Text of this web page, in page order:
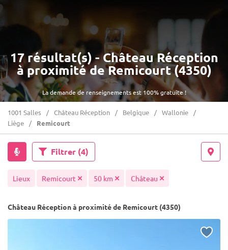
La demande de renseignements est 100% gratuite !
17 résultat(s) - Château Réception
à proximité de Remicourt (4350)
1001 Salles Château Réception Belgique
Wallonie
Liège
Remicourt
Filtrer (4)
Lieux Remicourt 50 km Château
Château Réception à proximité de Remicourt (4350)